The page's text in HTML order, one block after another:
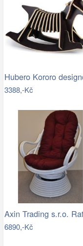
3388,-Kč
6890,-Kč